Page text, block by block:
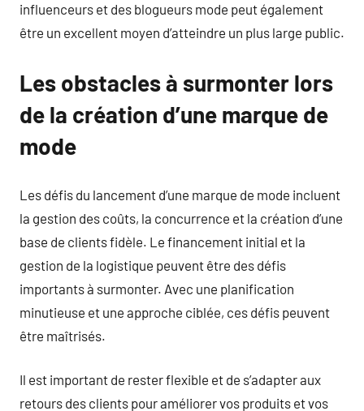
influenceurs et des blogueurs mode peut également
être un excellent moyen d’atteindre un plus large public.
Les obstacles à surmonter lors
de la création d’une marque de
mode
Les défis du lancement d’une marque de mode incluent
la gestion des coûts, la concurrence et la création d’une
base de clients fidèle. Le financement initial et la
gestion de la logistique peuvent être des défis
importants à surmonter. Avec une planification
minutieuse et une approche ciblée, ces défis peuvent
être maîtrisés.
Il est important de rester flexible et de s’adapter aux
retours des clients pour améliorer vos produits et vos